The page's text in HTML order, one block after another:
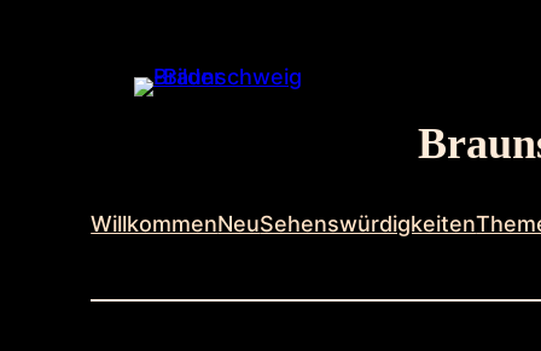
WillkommenNeuSehenswürdigkeiten